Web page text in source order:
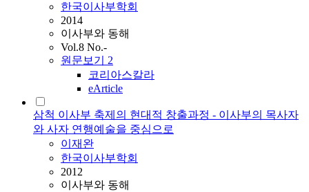
한국이사부학회
2014
이사부와 동해
Vol.8 No.-
원문보기 2
코리아스칼라
eArticle
삼척 이사부 축제의 현대적 창출과정 - 이사부의 목사자
와 사자 연행예술을 중심으로
이재완
한국이사부학회
2012
이사부와 동해